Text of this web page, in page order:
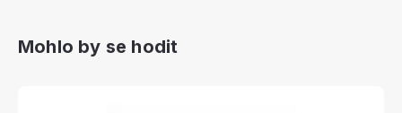
Mohlo by se hodit